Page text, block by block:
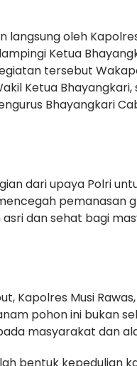
langsung oleh
Ketua
tersebut
Ketua
Bhayangkari
dari upaya Polri
pemanasan
dan sehat bagi
Kapolres Musi
pohon ini bukan
masyarakat dan